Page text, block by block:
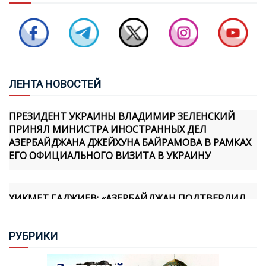
ЛЕНТА НОВОСТЕЙ
ПРЕЗИДЕНТ УКРАИНЫ ВЛАДИМИР ЗЕЛЕНСКИЙ
ПРИНЯЛ МИНИСТРА ИНОСТРАННЫХ ДЕЛ
АЗЕРБАЙДЖАНА ДЖЕЙХУНА БАЙРАМОВА В РАМКАХ
ЕГО ОФИЦИАЛЬНОГО ВИЗИТА В УКРАИНУ
ХИКМЕТ ГАДЖИЕВ: «АЗЕРБАЙДЖАН ПОДТВЕРДИЛ
СВОЮ ПРИВЕРЖЕННОСТЬ МИРУ ПРАКТИЧЕСКИМИ
СТОРОНА ТАКЖЕ ПРИНЯЛА НОВУЮ
ГЕОПОЛИТИЧЕСКУЮ РЕАЛЬНОСТЬ И ФОРМИРУЕТ
СВОЮ ПОЛИТИКУ В ЭТОМ НАПРАВЛЕНИИ»
РУБРИКИ